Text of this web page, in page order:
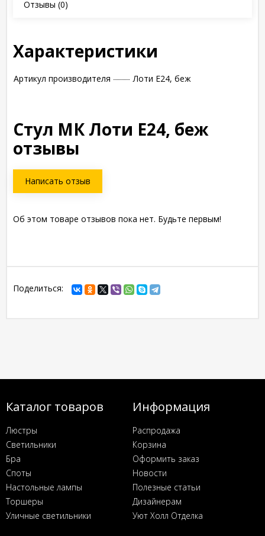
Отзывы (0)
Характеристики
Артикул производителя Лоти Е24, беж
Стул МК Лоти Е24, беж
отзывы
Написать отзыв
Об этом товаре отзывов пока нет. Будьте первым!
Поделиться:
Каталог товаров
Люстры
Светильники
Бра
Споты
Настольные лампы
Торшеры
Уличные светильники
Информация
Распродажа
Корзина
Оформить заказ
Новости
Полезные статьи
Дизайнерам
Уют Холл Отделка